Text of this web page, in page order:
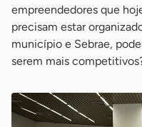
empreendedores que
precisam estar
município e Sebrae,
serem mais